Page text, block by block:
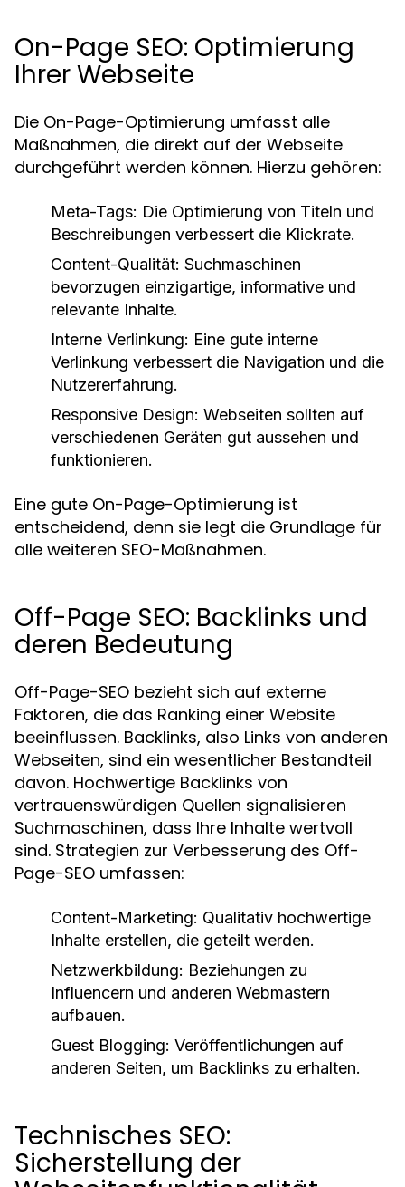
On-Page SEO: Optimierung
Ihrer Webseite
Die On-Page-Optimierung umfasst alle
Maßnahmen, die direkt auf der Webseite
durchgeführt werden können. Hierzu gehören:
Meta-Tags: Die Optimierung von Titeln und
Beschreibungen verbessert die Klickrate.
Content-Qualität: Suchmaschinen
bevorzugen einzigartige, informative und
relevante Inhalte.
Interne Verlinkung: Eine gute interne
Verlinkung verbessert die Navigation und die
Nutzererfahrung.
Responsive Design: Webseiten sollten auf
verschiedenen Geräten gut aussehen und
funktionieren.
Eine gute On-Page-Optimierung ist
entscheidend, denn sie legt die Grundlage für
alle weiteren SEO-Maßnahmen.
Off-Page SEO: Backlinks und
deren Bedeutung
Off-Page-SEO bezieht sich auf externe
Faktoren, die das Ranking einer Website
beeinflussen. Backlinks, also Links von anderen
Webseiten, sind ein wesentlicher Bestandteil
davon. Hochwertige Backlinks von
vertrauenswürdigen Quellen signalisieren
Suchmaschinen, dass Ihre Inhalte wertvoll
sind. Strategien zur Verbesserung des Off-
Page-SEO umfassen:
Content-Marketing: Qualitativ hochwertige
Inhalte erstellen, die geteilt werden.
Netzwerkbildung: Beziehungen zu
Influencern und anderen Webmastern
aufbauen.
Guest Blogging: Veröffentlichungen auf
anderen Seiten, um Backlinks zu erhalten.
Technisches SEO:
Sicherstellung der